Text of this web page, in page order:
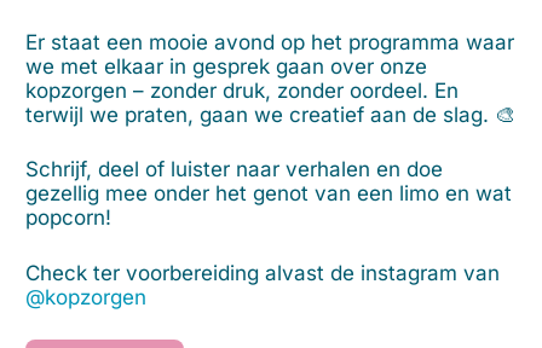
Er staat een mooie avond op het programma waar
we met elkaar in gesprek gaan over onze
kopzorgen – zonder druk, zonder oordeel. En
terwijl we praten, gaan we creatief aan de slag. 🎨
Schrijf, deel of luister naar verhalen en doe
gezellig mee onder het genot van een limo en wat
popcorn!
Check ter voorbereiding alvast de instagram van
@kopzorgen